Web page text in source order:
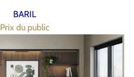
BARIL
Prix du public